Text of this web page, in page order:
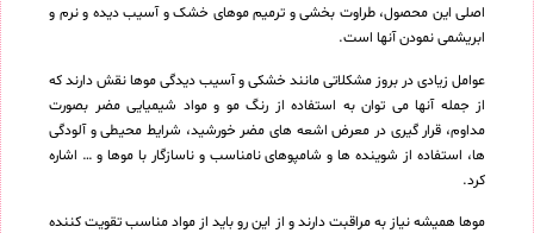
اصلی این محصول، طراوت بخشی و ترمیم موهای خشک و آسیب دیده و نرم و
ابریشمی نمودن آنها است.
عوامل زیادی در بروز مشکلاتی مانند خشکی و آسیب دیدگی موها نقش دارند که
از جمله آنها می توان به استفاده از رنگ مو و مواد شیمیایی مضر بصورت
مداوم، قرار گیری در معرض اشعه های مضر خورشید، شرایط محیطی و آلودگی
ها، استفاده از شوینده ها و شامپوهای نامناسب و ناسازگار با موها و … اشاره
کرد.
موها همیشه نیاز به مراقبت دارند و از این رو باید از مواد مناسب تقویت کننده